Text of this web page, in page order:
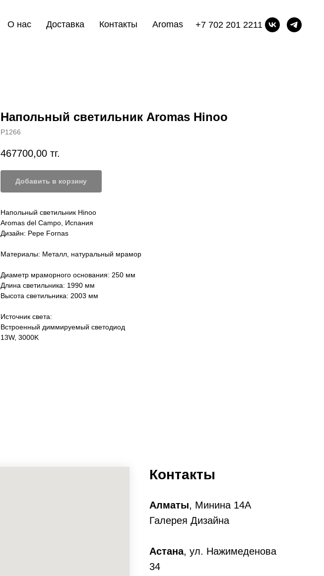
О нас Доставка Контакты Aromas +7 702 201 2211
Напольный светильник Aromas Hinoo
P1266
467700,00 тг.
Добавить в корзину
Напольный светильник Hinoo
Aromas del Campo, Испания
Дизайн: Pepe Fornas
Материалы: Металл, натуральный мрамор
Диаметр мраморного основания: 250 мм
Длина светильника: 1990 мм
Высота светильника: 2003 мм
Источник света:
Встроенный диммируемый светодиод
13W, 3000K
Контакты
Алматы, Минина 14А
Галерея Дизайна
Астана, ул. Нажимеденова
34